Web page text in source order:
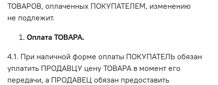
ТОВАРОВ, оплаченных ПОКУПАТЕЛЕМ, изменению
не подлежит.
Оплата ТОВАРА.
4.1. При наличной форме оплаты ПОКУПАТЕЛЬ обязан
уплатить ПРОДАВЦУ цену ТОВАРА в момент его
передачи, а ПРОДАВЕЦ обязан предоставить